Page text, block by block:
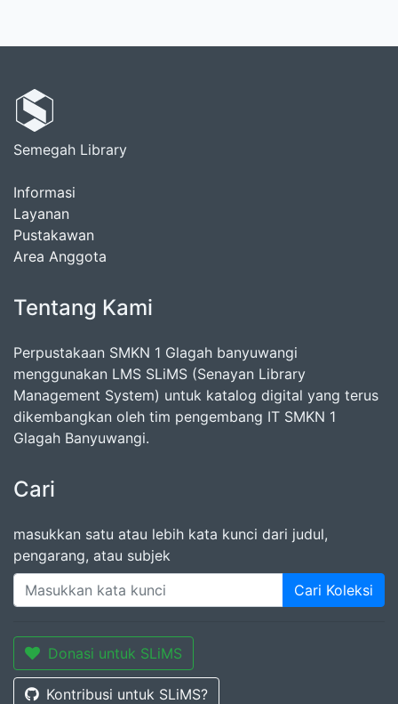
Semegah Library
Informasi
Layanan
Pustakawan
Area Anggota
Tentang Kami
Perpustakaan SMKN 1 Glagah banyuwangi
menggunakan LMS SLiMS (Senayan Library
Management System) untuk katalog digital yang terus
dikembangkan oleh tim pengembang IT SMKN 1
Glagah Banyuwangi.
Cari
masukkan satu atau lebih kata kunci dari judul,
pengarang, atau subjek
Cari Koleksi
Donasi untuk SLiMS
Kontribusi untuk SLiMS?